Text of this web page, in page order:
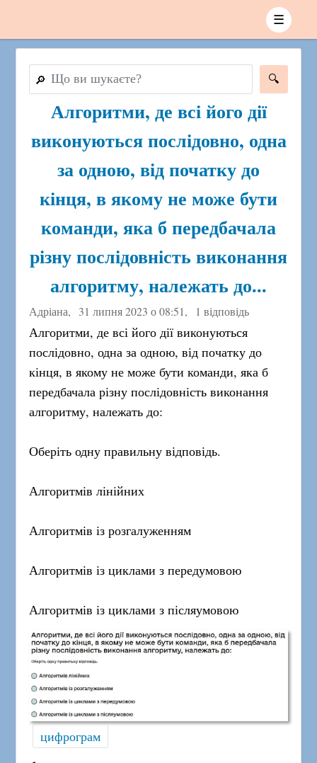
☰
🔎
Алгоритми, де всі його дії
виконуються послідовно, одна
за одною, від початку до
кінця, в якому не може бути
команди, яка б передбачала
різну послідовність виконання
алгоритму, належать до...
Адріана, 31 липня 2023 о 08:51, 1 відповідь
Алгоритми, де всі його дії виконуються
послідовно, одна за одною, від початку до
кінця, в якому не може бути команди, яка б
передбачала різну послідовність виконання
алгоритму, належать до:
Оберіть одну правильну відповідь.
Алгоритмів лінійних
Алгоритмів із розгалуженням
Алгоритмів із циклами з передумовою
Алгоритмів із циклами з післяумовою
цифрограм